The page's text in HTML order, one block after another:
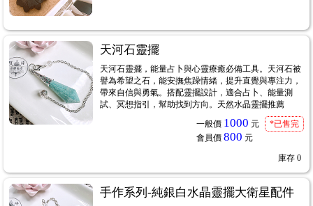
天河石靈擺
天河石靈擺，能量占卜與心靈療癒必備工具。天河石被
譽為希望之石，能安撫焦躁情緒，提升直覺與專注力，
帶來自信與勇氣。搭配靈擺設計，適合占卜、能量測
試、冥想指引，幫助找到方向。天然水晶靈擺推薦
一般價 1000 元
會員價 800 元
*已售完
庫存 0
手作系列-純銀白水晶靈擺大衛星配件